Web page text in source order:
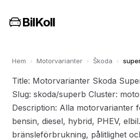
BilKoll
Hem › Motorvarianter › Škoda ›
Title: Motorvarianter Skoda
Slug: skoda/superb Cluster:
Description: Alla motorvarianter
bensin, diesel, hybrid, PHEV,
bränsleförbrukning, pålitlighet